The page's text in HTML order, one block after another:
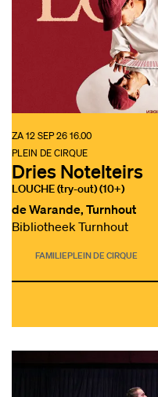
Dries Notelteirs
LOUCHE (try-out) (10+)
PLEIN DE CIRQUE
ZA 12 SEP 2616.00
de Warande, Turnhout
Bibliotheek Turnhout
FAMILIEPLEIN DE CIRQUE